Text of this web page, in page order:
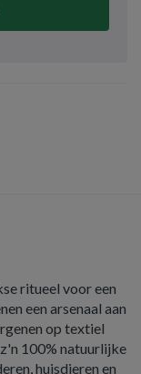
ritueel voor een
een arsenaal aan
op textiel
100% natuurlijke
huisdieren en